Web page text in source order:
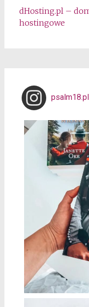
dHosting.pl –
hostingowe
psalm18.pl